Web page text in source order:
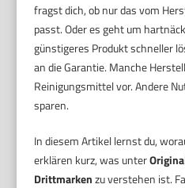
fragst dich, ob nur das vom
passt. Oder es geht um
günstigeres Produkt schneller
an die Garantie. Manche
Reinigungsmittel vor. Andere
sparen.
In diesem Artikel lernst du,
erklären kurz, was unter
Drittmarkenzu verstehen ist.